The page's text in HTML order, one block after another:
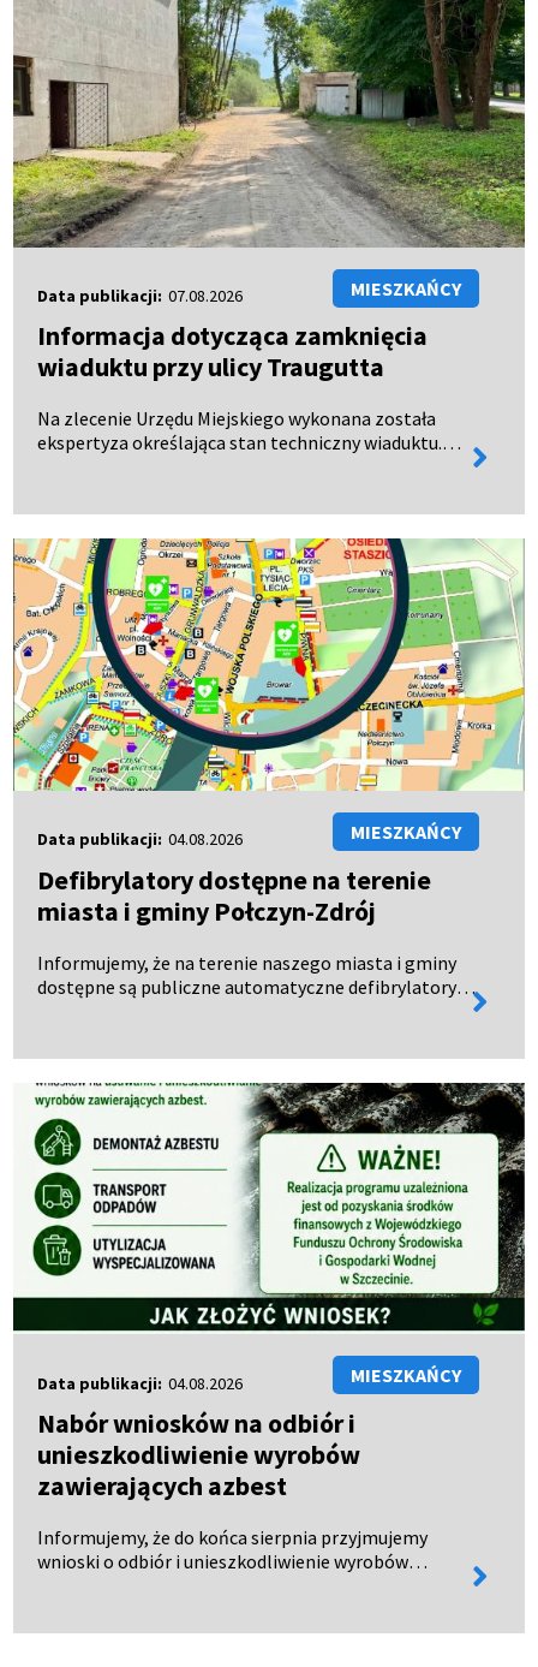
Data publikacji: 07.08.2026 MIESZKAŃCY
Informacja dotycząca zamknięcia
wiaduktu przy ulicy Traugutta
Na zlecenie Urzędu Miejskiego wykonana została
ekspertyza określająca stan techniczny wiaduktu.
kolejow…
więcej
Data publikacji: 04.08.2026 MIESZKAŃCY
Defibrylatory dostępne na terenie
miasta i gminy Połczyn-Zdrój
Informujemy, że na terenie naszego miasta i gminy
dostępne są publiczne automatyczne defibrylatory
uratow…
więcej
Data publikacji: 04.08.2026 MIESZKAŃCY
Nabór wniosków na odbiór i
unieszkodliwienie wyrobów
zawierających azbest
Informujemy, że do końca sierpnia przyjmujemy
wnioski o odbiór i unieszkodliwienie wyrobów
strony BIP…
więcej